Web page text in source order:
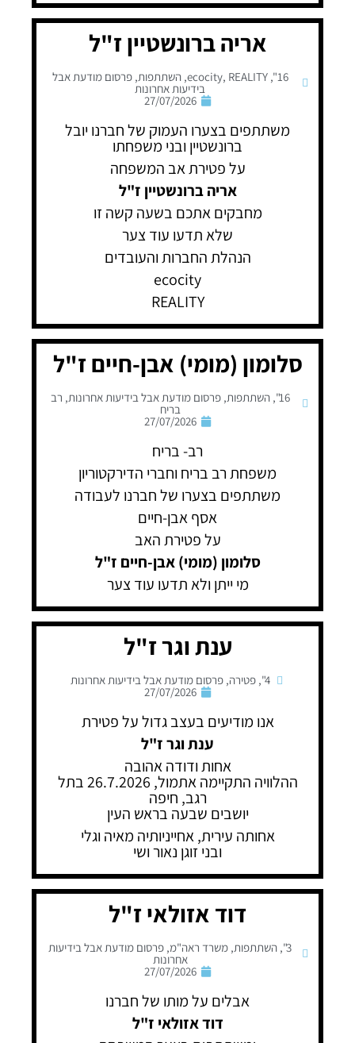
אריה ברונשטיין ז"ל
16"
,
ecocity, REALITY
,השתתפות,פרסום מודעת אבל
בידיעות אחרונות
27/07/2026
משתתפים בצערו העמוק של חברנו יובל
ברונשטיין ובני משפחתו
על פטירת אב המשפחה
אריה ברונשטיין ז"ל
מחבקים אתכם בשעה קשה זו
שלא תדעו עוד צער
הנהלת החברות והעובדים
ecocity
REALITY
סלומון (מומי) אבן-חיים ז"ל
16"
,השתתפות,פרסום מודעת אבל בידיעות אחרונות, רב
בריח
27/07/2026
רב- בריח
משפחת רב בריח וחברי הדירקטוריון
משתתפים בצערו של חברנו לעבודה
אסף אבן-חיים
על פטירת האב
סלומון (מומי) אבן-חיים ז"ל
מי ייתן ולא תדעו עוד צער
ענת וגר ז"ל
4"
,פטירה,פרסום מודעת אבל בידיעות אחרונות
27/07/2026
אנו מודיעים בעצב גדול על פטירת
ענת וגר ז"ל
אחות ודודה אהובה
ההלוויה התקיימה אתמול, 26.7.2026 בתל
רגב, חיפה
יושבים שבעה בראש העין
אחותה עירית, אחייניותיה מאיה וגלי
ובני זוגן נאור ושי
דוד אזולאי ז"ל
3"
, השתתפות, משרד ראה"מ, פרסום מודעת אבל בידיעות
אחרונות
27/07/2026
אבלים על מותו של חברנו
דוד אזולאי ז"ל